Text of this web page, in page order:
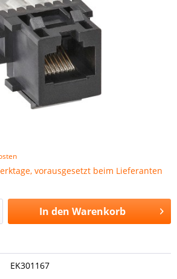
vorausgesetzt beim Lieferanten
In den Warenkorb
EK301167